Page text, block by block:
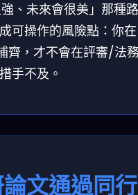
、未來會很美」那種路
可操作的風險點：你在
齊，才不會在評審/法
手不及。
文通過同